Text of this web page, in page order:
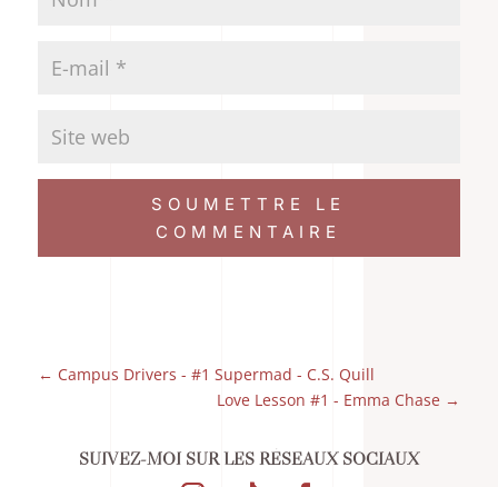
SOUMETTRE LE
COMMENTAIRE
← Campus Drivers - #1 Supermad - C.S. Quill
Love Lesson #1 - Emma Chase →
SUIVEZ-MOI SUR LES RÉSEAUX SOCIAUX